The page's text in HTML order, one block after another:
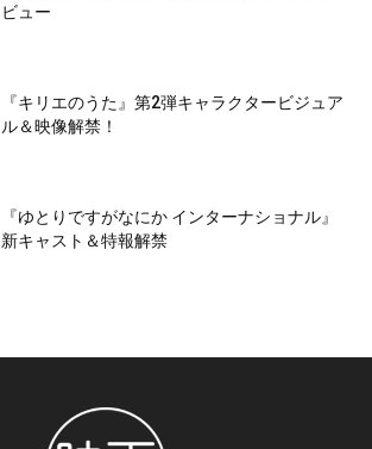
ビュー
『キリエのうた』第2弾キャラクタービジュア
ル＆映像解禁！
『ゆとりですがなにか インターナショナル』
新キャスト＆特報解禁